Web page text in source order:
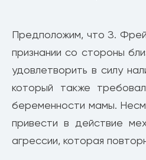
Предположим, что З.
признании со стороны
удовлетворить в силу
который также
беременности мамы.
привести в действие
агрессии, которая